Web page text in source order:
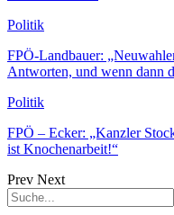
Politik
FPÖ-Landbauer:
Antworten, und wenn dann
Politik
FPÖ – Ecker: „Kanzler
ist Knochenarbeit!“
Prev Next